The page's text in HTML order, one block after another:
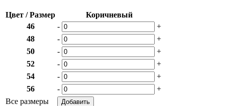
Цвет / Размер
Коричневый
46
-
+
48
-
+
50
-
+
52
-
+
54
-
+
56
-
+
Все размеры